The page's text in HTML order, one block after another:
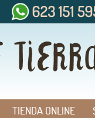
TIENDA ONLINE